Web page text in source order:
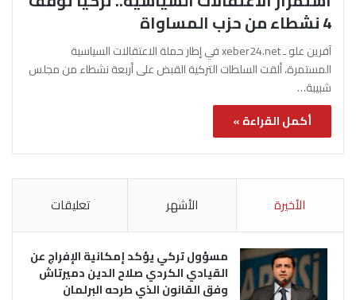
4 نشطاء من حزب المساواة
آفرين علو ـ xeber24.net في إطار حملة الاعتقالات السياسية
المستمرة، ألقت السلطات التركية القبض على أربعة نشطاء من مجلس
شبيبة…
أكمل القراءة »
الأخيرة الأشهر تعليقات
مسؤول تركي يؤكد إمكانية الإفراج عن
القيادي الكردي صلاح الدين دميرتاش
وفق القانون الذي طرحه البرلمان